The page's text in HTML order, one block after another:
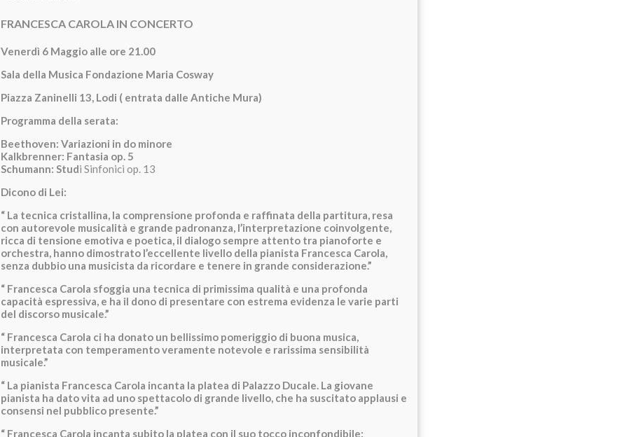
FRANCESCA CAROLA IN CONCERTO
Venerdì 6 Maggio alle ore 21.00
Sala della Musica Fondazione Maria Cosway
Piazza Zaninelli 13, Lodi ( entrata dalle Antiche Mura)
Programma della serata:
Beethoven: Variazioni in do minore
Kalkbrenner: Fantasia op. 5
Schumann: Studi Sinfonici op. 13
Dicono di Lei:
“ La tecnica cristallina, la comprensione profonda e raffinata della partitura, resa
con autorevole musicalità e grande padronanza, l’interpretazione coinvolgente,
ricca di tensione emotiva e poetica, il dialogo sempre attento tra pianoforte e
orchestra, hanno dimostrato l’eccellente livello della pianista Francesca Carola,
senza dubbio una musicista da ricordare e tenere in grande considerazione.”
“ Francesca Carola sfoggia una tecnica di primissima qualità e una profonda
capacità espressiva, e ha il dono di presentare con estrema evidenza le varie parti
del discorso musicale.”
“ Francesca Carola ci ha donato un bellissimo pomeriggio di buona musica,
interpretata con temperamento veramente notevole e rarissima sensibilità
musicale.”
“ La pianista Francesca Carola incanta la platea di Palazzo Ducale. La giovane
pianista ha dato vita ad uno spettacolo di grande livello, che ha suscitato applausi e
consensi nel pubblico presente.”
“ Francesca Carola incanta subito la platea con il suo tocco inconfondibile: